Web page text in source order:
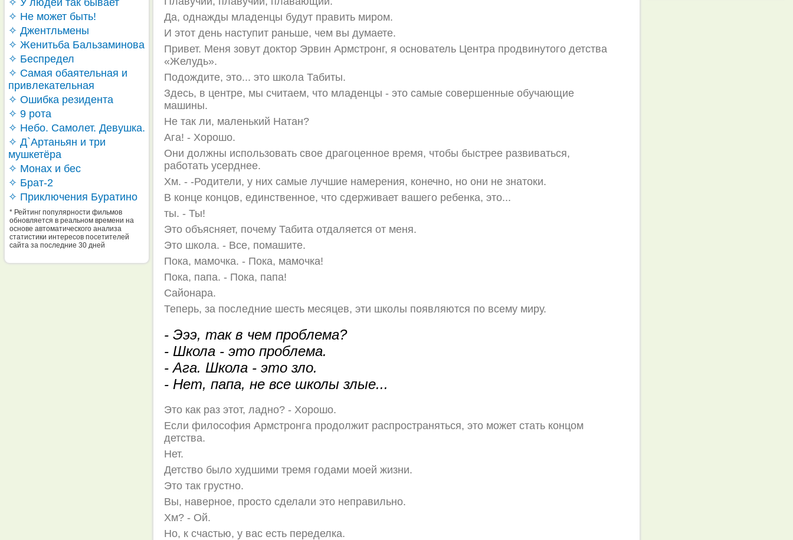
✧ У людей так бывает
✧ Не может быть!
✧ Джентльмены
✧ Женитьба Бальзаминова
✧ Беспредел
✧ Самая обаятельная и
привлекательная
✧ Ошибка резидента
✧ 9 рота
✧ Небо. Самолет. Девушка.
✧ Д`Артаньян и три
мушкетёра
✧ Монах и бес
✧ Брат-2
✧ Приключения Буратино
* Рейтинг популярности фильмов
обновляется в реальном времени на
основе автоматического анализа
статистики интересов посетителей
сайта за последние 30 дней
Да, однажды младенцы будут править миром.
И этот день наступит раньше, чем вы думаете.
Привет. Меня зовут доктор Эрвин Армстронг, я основатель Центра продвинутого детства
«Желудь».
Подождите, это... это школа Табиты.
Здесь, в центре, мы считаем, что младенцы - это самые совершенные обучающие
машины.
Не так ли, маленький Натан?
Ага! - Хорошо.
Они должны использовать свое драгоценное время, чтобы быстрее развиваться,
работать усерднее.
Хм. - -Родители, у них самые лучшие намерения, конечно, но они не знатоки.
В конце концов, единственное, что сдерживает вашего ребенка, это...
ты. - Ты!
Это объясняет, почему Табита отдаляется от меня.
Это школа. - Все, помашите.
Пока, мамочка. - Пока, мамочка!
Пока, папа. - Пока, папа!
Сайонара.
Теперь, за последние шесть месяцев, эти школы появляются по всему миру.
- Эээ, так в чем проблема?
- Школа - это проблема.
- Ага. Школа - это зло.
- Нет, папа, не все школы злые...
Это как раз этот, ладно? - Хорошо.
Если философия Армстронга продолжит распространяться, это может стать концом
детства.
Нет.
Детство было худшими тремя годами моей жизни.
Это так грустно.
Вы, наверное, просто сделали это неправильно.
Хм? - Ой.
Но, к счастью, у вас есть переделка.